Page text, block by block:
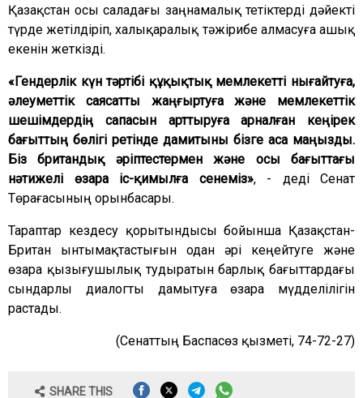
Қазақстан осы саладағы заңнамалық тетіктерді дәйекті
түрде жетілдіріп, халықаралық тәжірибе алмасуға ашық
екенін жеткізді.
«Гендерлік күн тәртібі құқықтық мемлекетті нығайтуға,
әлеуметтік саясатты жаңғыртуға және мемлекеттік
шешімдердің сапасын арттыруға арналған кеңірек
бағыттың бөлігі ретінде дамитыны бізге аса маңызды.
Біз британдық әріптестермен және осы бағыттағы
нәтижелі өзара іс-қимылға сенеміз», - деді Сенат
Төрағасының орынбасары.
Тараптар кездесу қорытындысы бойынша Қазақстан-
Британ ынтымақтастығын одан әрі кеңейтуге және
өзара қызығушылық тудыратын барлық бағыттардағы
сындарлы диалогты дамытуға өзара мүдделілігін
растады.
(Сенаттың Баспасөз қызметі, 74-72-27)
SHARE THIS